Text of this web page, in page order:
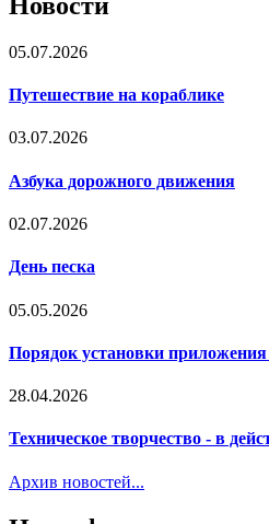
05.07.2026
Путешествие на кораблике
03.07.2026
Азбука дорожного движения
02.07.2026
День песка
05.05.2026
Порядок установки
28.04.2026
Техническое творчество - в
Архив новостей...